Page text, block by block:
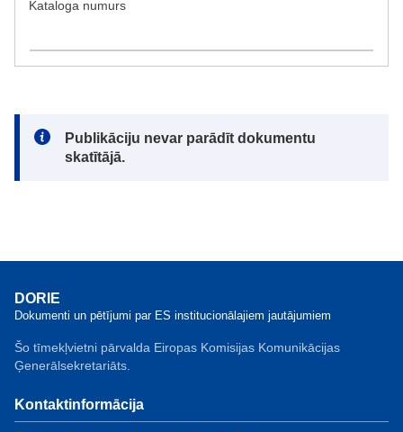
Kataloga numurs
Note:
Publikāciju nevar parādīt dokumentu
skatītājā.
DORIE
Dokumenti un pētījumi par ES institucionālajiem jautājumiem
Šo tīmekļvietni pārvalda Eiropas Komisijas Komunikācijas
Ģenerālsekretariāts.
Kontaktinformācija